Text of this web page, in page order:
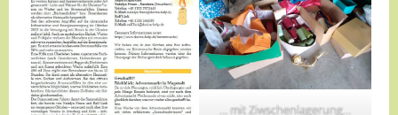
… mit Ziwschenlagerung…